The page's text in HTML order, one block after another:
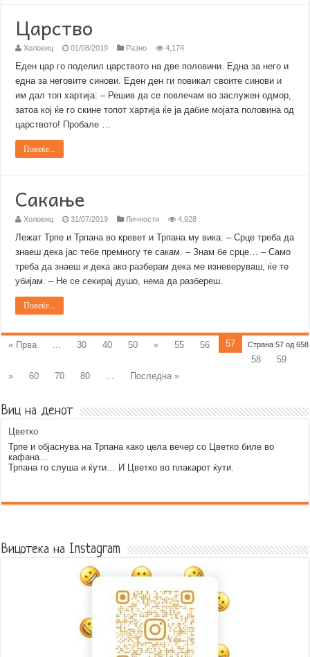
Царство
Холовиц 01/08/2019 Разно 4,174
Еден цар го поделил царството на две половини. Една за него и
една за неговите синови. Еден ден ги повикал своите синови и
им дал топ хартија: – Решив да се повлечам во заслужен одмор,
затоа кој ќе го скине топот хартија ќе ја дабие мојата половина од
царството! Пробале …
Повеќе...
Сакање
Холовиц 31/07/2019 Личности 4,928
Лежат Трпе и Трпана во кревет и Трпана му вика: – Срце треба да
знаеш дека јас тебе премногу те сакам. – Знам бе срце… – Само
треба да знаеш и дека ако разберам дека ме изневеруваш, ќе те
убијам. – Не се секирај душо, нема да разбереш.
Повеќе...
Страна 57 од 658
« Прва ... 30 40 50 « 55 56
57
58
59
»
60 70 80 ... Последна »
Виц на денот
Цветко
Трпе и објаснува на Трпана како цела вечер со Цветко биле во
кафана…
Трпана го слуша и ќути… И Цветко во плакарот ќути.
Вицотека на Instagram